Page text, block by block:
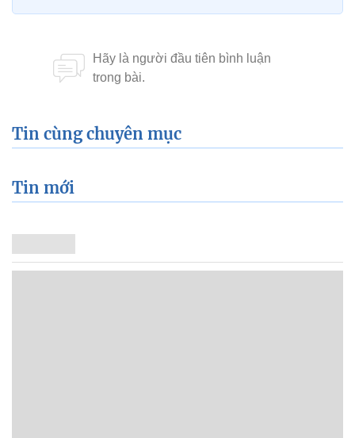
Tin cùng chuyên mục
Tin mới